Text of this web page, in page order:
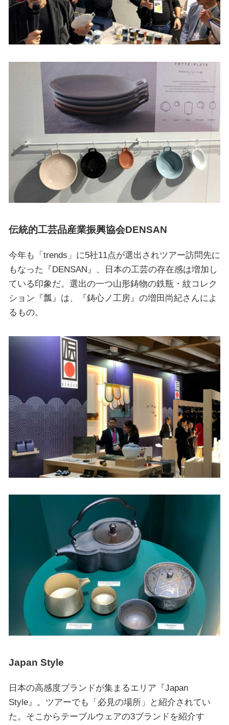
伝統的工芸品産業振興協会DENSAN
今年も「trends」に5社11点が選出されツアー訪問先に
もなった『DENSAN』、日本の工芸の存在感は増加し
ている印象だ。選出の一つ山形鋳物の鉄瓶・紋コレク
ション『瓢』は、『鋳心ノ工房』の増田尚紀さんによ
るもの。
Japan Style
日本の高感度ブランドが集まるエリア『Japan
Style』。ツアーでも「必見の場所」と紹介されてい
た。そこからテーブルウェアの3ブランドを紹介す